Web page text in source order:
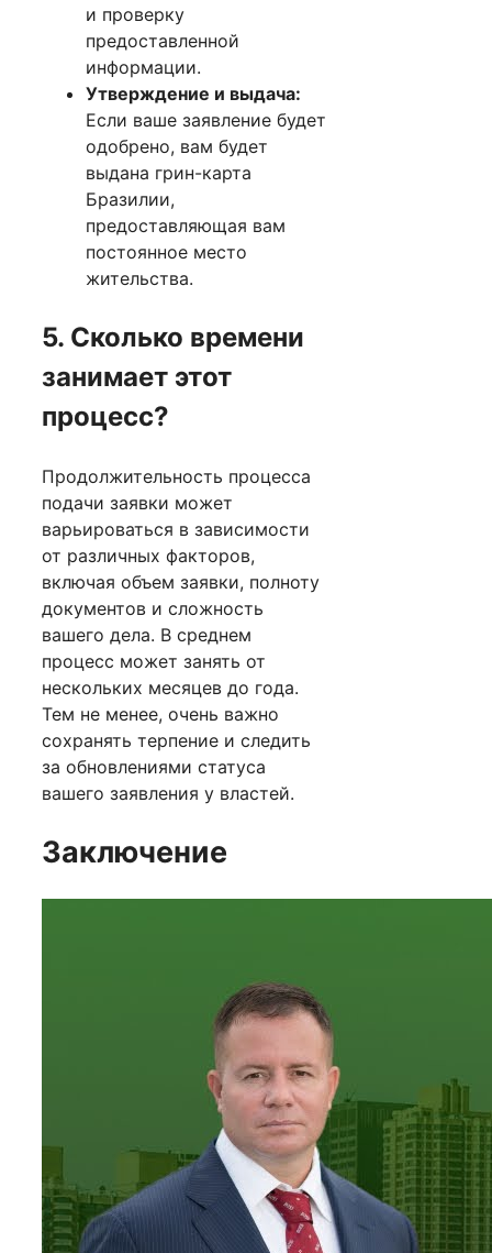
и проверку
предоставленной
информации.
Утверждение и выдача:
Если ваше заявление будет
одобрено, вам будет
выдана грин-карта
Бразилии,
предоставляющая вам
постоянное место
жительства.
5. Сколько времени
занимает этот
процесс?
Продолжительность процесса
подачи заявки может
варьироваться в зависимости
от различных факторов,
включая объем заявки, полноту
документов и сложность
вашего дела. В среднем
процесс может занять от
нескольких месяцев до года.
Тем не менее, очень важно
сохранять терпение и следить
за обновлениями статуса
вашего заявления у властей.
Заключение